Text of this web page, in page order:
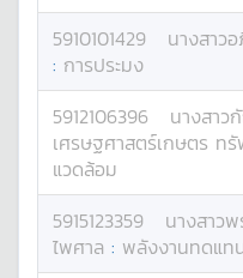
5910101429 นางสาว
: การประมง
5912106396 นางสาว
เศรษฐศาสตร์เกษตร ท
แวดล้อม
5915123359 นางสาวพ
ไพศาล : พลังงานทดแท